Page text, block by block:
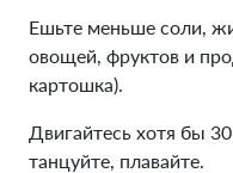
Ешьте меньше соли,
овощей, фруктов и
картошка).
Двигайтесь хотя бы
танцуйте, плавайте.